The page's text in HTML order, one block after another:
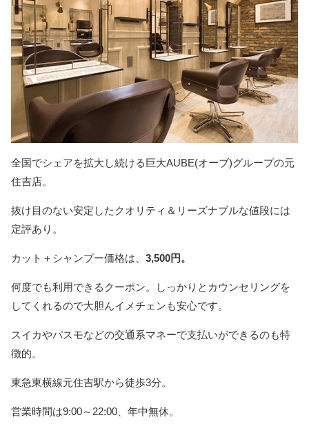
全国でシェアを拡大し続ける巨大AUBE(オーブ)グループの元
住吉店。
抜け目のない安定したクオリティ＆リーズナブルな値段には
定評あり。
カット＋シャンプー価格は、 3,500円。
何度でも利用できるクーポン。しっかりとカウンセリングを
してくれるので大胆んイメチェンも安心です。
スイカやパスモなどの交通系マネーで支払いができるのも特
徴的。
東急東横線元住吉駅から徒歩3分。
営業時間は9:00～22:00、年中無休。